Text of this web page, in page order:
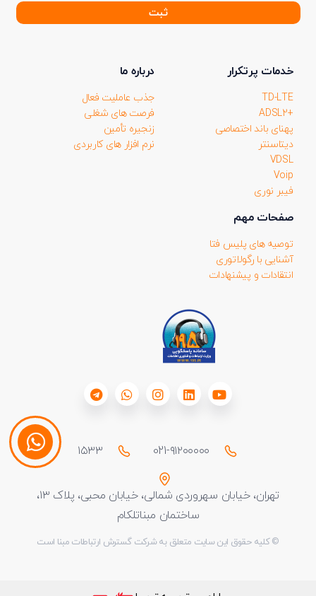
خبر
نامه
خدمات پرتکرار
TD-LTE
+ADSL2
پهنای باند اختصاصی
دیتاسنتر
VDSL
Voip
فیبر نوری
درباره ما
جذب عاملیت فعال
فرصت های شغلی
زنجیره تأمین
نرم افزار های کاربردی
صفحات مهم
توصیه های پلیس فتا
آشنایی با رگولاتوری
انتقادات و پیشنهادات
021-۹۱۲۰۰۰۰۰ ۱۵۳۳
تهران، خیابان سهروردی شمالی، خیابان محبی، پلاک ۱۳،
ساختمان مبناتلکام
© کلیه حقوق این سایت متعلق به شرکت گسترش ارتباطات مبنا است